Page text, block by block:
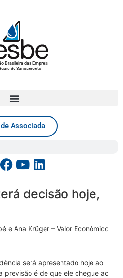
Brasileira das Empresas
de Saneamento
Associada
decisão hoje,
e Ana Krüger – Valor Econômico
será apresentado hoje ao
previsão é de que ele chegue ao